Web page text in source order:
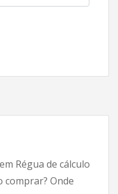
em Régua de cálculo
comprar? Onde